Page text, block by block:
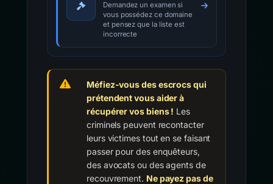
Demandez un examen si
vous possédez ce domaine
et pensez que la liste est
incorrecte
Méfiez-vous des escrocs qui
prétendent vous aider à
récupérer vos biens ! Les
criminels peuvent recontacter
leurs victimes tout en se faisant
passer pour des enquêteurs,
des avocats ou des agents de
recouvrement. Ne payez pas de